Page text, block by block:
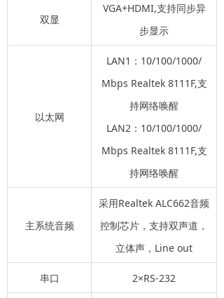
双显
VGA+HDMI,支持同步异
步显示
以太网
LAN1：10/100/1000/
Mbps Realtek 8111F,支
持网络唤醒
LAN2：10/100/1000/
Mbps Realtek 8111F,支
持网络唤醒
主系统音频
采用Realtek ALC662音频
控制芯片，支持双声道，
立体声，Line out
串口 2×RS-232